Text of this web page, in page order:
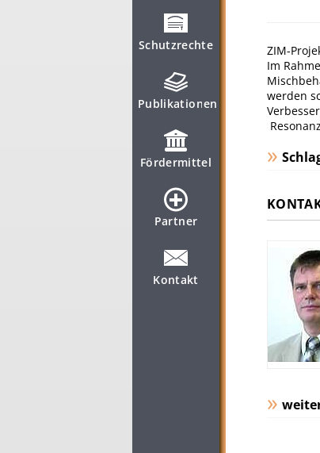
Schutzrechte
Publikationen
Fördermittel
Partner
Kontakt
ZIM-
Im
werden